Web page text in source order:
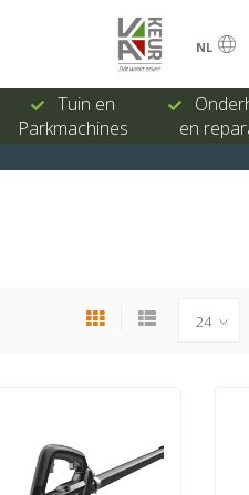
NL
Tuin en
Parkmachines
en